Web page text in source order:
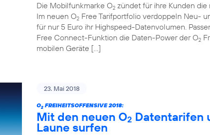
Die Mobilfunkmarke O2 zündet für ihre Kunden
Im neuen O2 Free Tarifportfolio verdoppeln Neu-
für nur 5 Euro ihr Highspeed-Datenvolumen.
Free Connect-Funktion die Daten-Power der O2
mobilen Geräte […]
23. Mai 2018
O2 FREIHEITSOFFENSIVE 2018:
Mit den neuen O2 Datentarifen
Laune surfen